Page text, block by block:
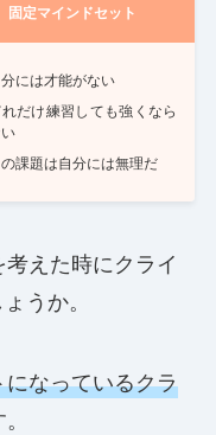
固定マインドセット
には才能がない
れだけ練習しても強くなら
課題は自分には無理だ
えた時にクライ
うか。
なっているクラ